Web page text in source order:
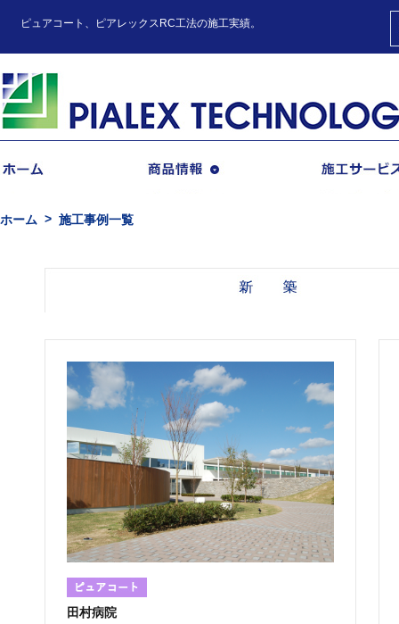
ピュアコート、ピアレックスRC工法の施工実績。
ホーム 施工事例一覧
田村病院